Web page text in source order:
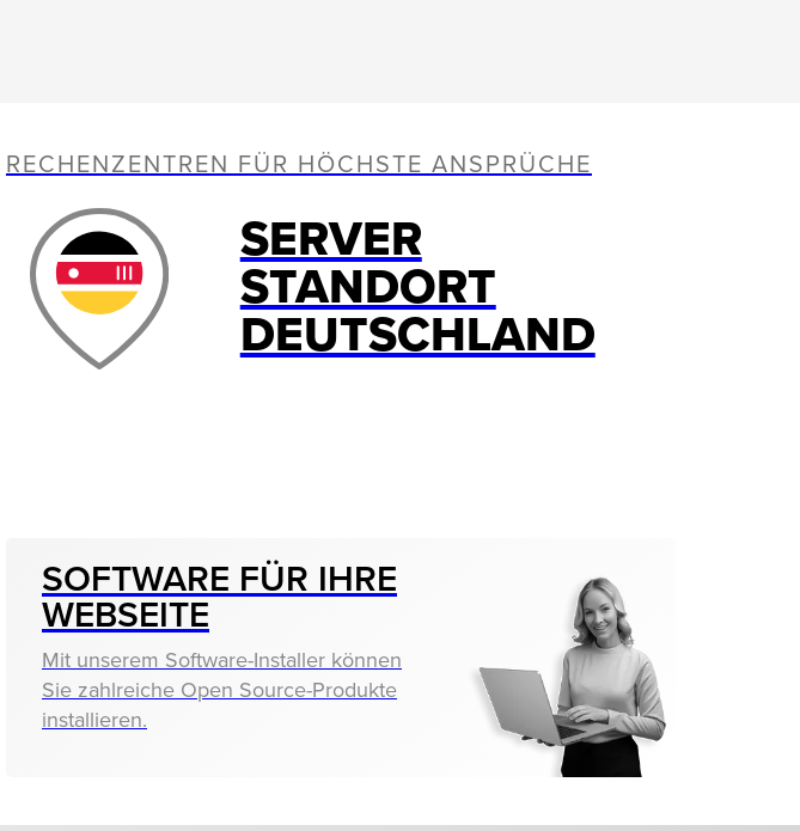
RECHENZENTREN FÜR HÖCHSTE ANSPRÜCHE
SERVER
STANDORT
DEUTSCHLAND
SOFTWARE FÜR IHRE
WEBSEITE
Mit unserem Software-Installer können
Sie zahlreiche Open Source-Produkte
installieren.